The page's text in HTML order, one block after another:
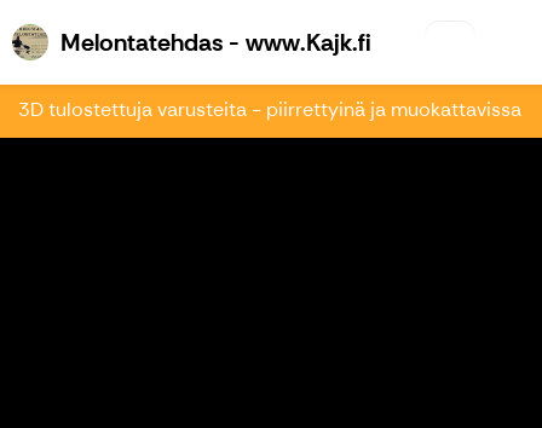
Melontatehdas - www.Kajk.fi
3D tulostettuja varusteita - piirrettyinä ja muokattavissa